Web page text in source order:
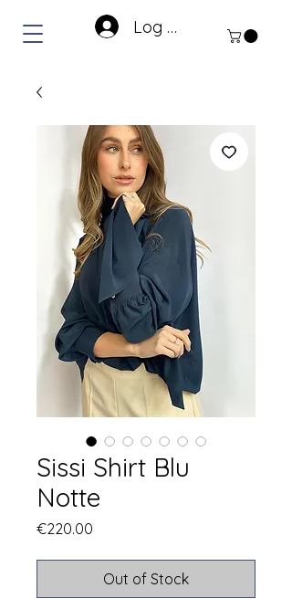
Log In
Sissi Shirt Blu
Notte
€220.00
Out of Stock